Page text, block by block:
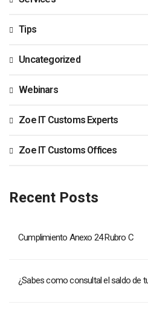
Tips
Uncategorized
Webinars
Zoe IT Customs Experts
Zoe IT Customs Offices
Recent Posts
Cumplimiento Anexo 24 Rubro C
¿Sabes como consultal el saldo de